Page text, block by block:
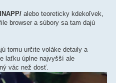
alebo teoreticky kdekoľvek,
browser a súbory sa tam dajú
tomu určite voláke detaily a
laťku úplne najvyšší ale
vác než dosť.